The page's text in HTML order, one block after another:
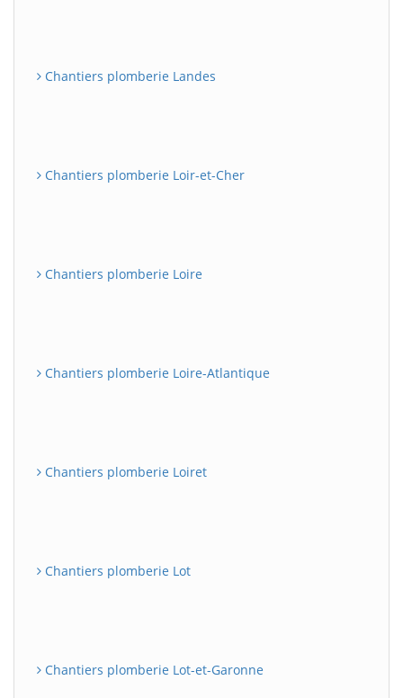
Chantiers plomberie Landes
Chantiers plomberie Loir-et-Cher
Chantiers plomberie Loire
Chantiers plomberie Loire-Atlantique
Chantiers plomberie Loiret
Chantiers plomberie Lot
Chantiers plomberie Lot-et-Garonne